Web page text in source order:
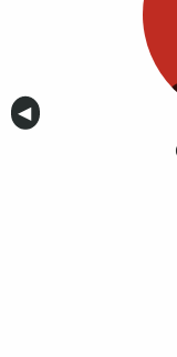
Anterior
◀︎